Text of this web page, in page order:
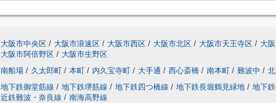
大阪市中央区 / 大阪市浪速区 / 大阪市西区 / 大阪市北区 / 大阪市天王寺区 / 大
大阪市阿倍野区 / 大阪市生野区
南船場 / 久太郎町 / 本町 / 内久宝寺町 / 大手通 / 西心斎橋 / 南本町 / 難波中 /
地下鉄御堂筋線 / 地下鉄堺筋線 / 地下鉄四つ橋線 / 地下鉄長堀鶴見緑地 / 地下
近鉄難波・奈良線 / 南海高野線